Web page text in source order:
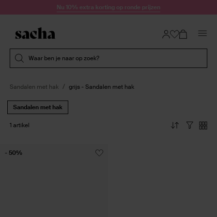
Doorgaan naar artikelNu 10% extra korting op ronde prijzen
Waar ben je naar op zoek?
Sandalen met hak grijs - Sandalen met hak
Sandalen met hak
1 artikel
- 50%